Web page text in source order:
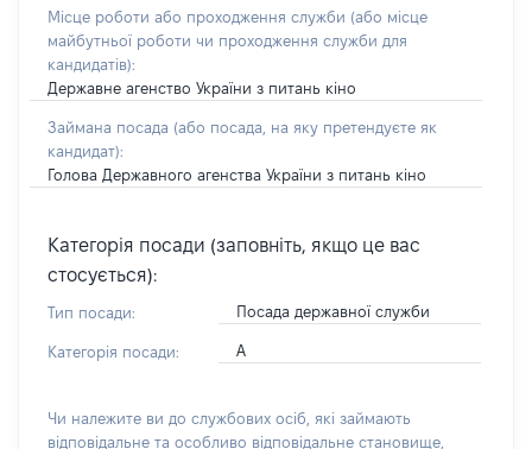
Місце роботи або проходження служби (або місце
майбутньої роботи чи проходження служби для
кандидатів):
Державне агенство України з питань кіно
Займана посада (або посада, на яку претендуєте як
кандидат):
Голова Державного агенства України з питань кіно
Категорія посади (заповніть, якщо це вас
стосується):
Тип посади: Посада державної служби
Категорія посади: А
Чи належите ви до службових осіб, які займають
відповідальне та особливо відповідальне становище,